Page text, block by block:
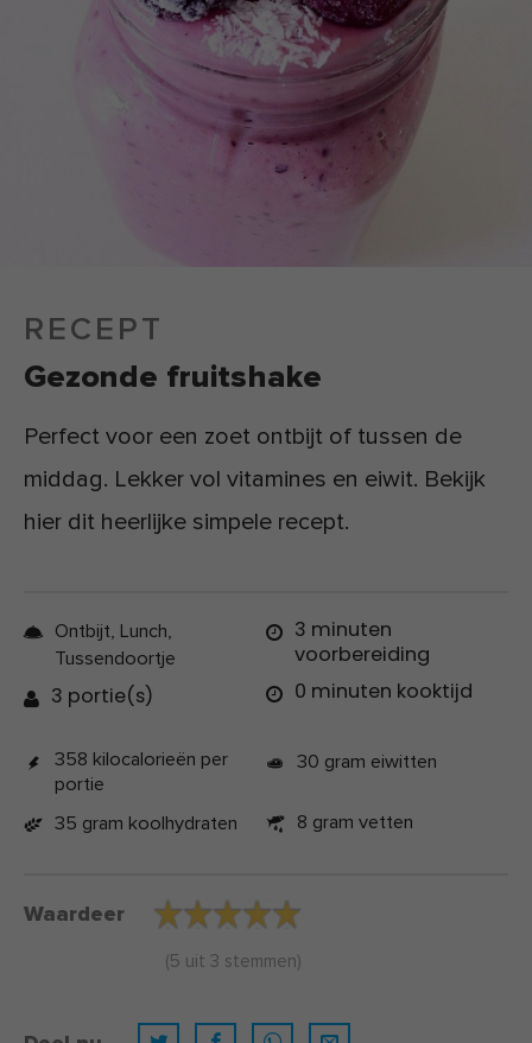
RECEPT
Gezonde fruitshake
Perfect voor een zoet ontbijt of tussen de
middag. Lekker vol vitamines en eiwit. Bekijk
hier dit heerlijke simpele recept.
Ontbijt, Lunch,
Tussendoortje
3 portie(s)
3 minuten
voorbereiding
0 minuten kooktijd
358 kilocalorieën per
portie
30 gram eiwitten
35 gram koolhydraten 8 gram vetten
Waardeer
(5 uit 3 stemmen)